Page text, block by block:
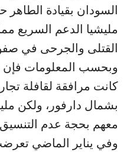
السودان بقيادة
مليشيا الدعم السريع
القتلى والجرحى في
وبحسب المعلومات فإن
كانت مرافقة لقافلة
بشمال دارفور، ولكن
معهم بحجة عدم
وفي يناير الماضي